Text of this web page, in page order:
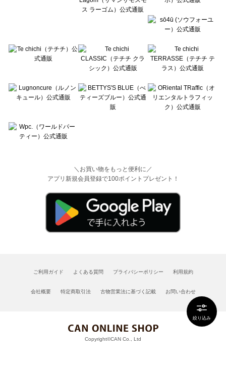
絞り込み
＼お買い物をもっと便利に／
アプリ新規会員登録で100ポイントプレゼント！
ご利用ガイド よくある質問 プライバシーポリシー 利用規約
会社概要 特定商取引法 古物営業法に基づく記載 お問い合わせ
Copyright©CAN Co., Ltd